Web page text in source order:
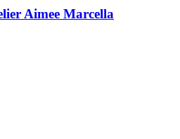
Aimee Marcella